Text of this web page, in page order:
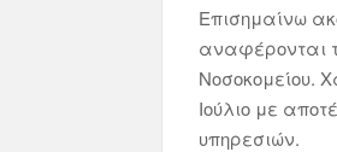
Επισημαίνω
αναφέρονται
Νοσοκομείου.
Ιούλιο με
υπηρεσιών.